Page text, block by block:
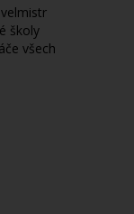
školy
všech